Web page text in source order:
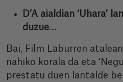
D’A aialdian ‘Uhara’
duzue…
Bai, Film Laburren
nahiko korala da eta
prestatu duen lantalde